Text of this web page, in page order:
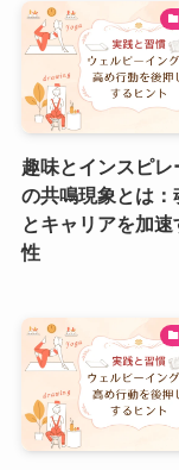
趣味とインスピレ
の共鳴現象とは：
とキャリアを加速
性